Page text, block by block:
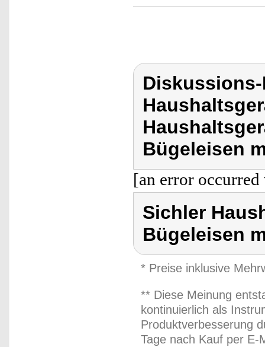
Bügeleisen
[an error
Sichler
Bügeleisen
* Preise inklusive
** Diese Meinung
kontinuierlich als
Produktverbesserung
Tage nach Kauf per E-